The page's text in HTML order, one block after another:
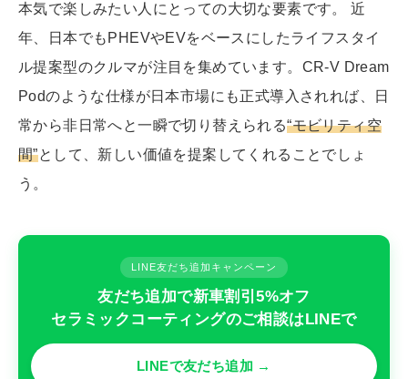
本気で楽しみたい人にとっての大切な要素です。 近
年、日本でもPHEVやEVをベースにしたライフスタイ
ル提案型のクルマが注目を集めています。CR-V Dream
Podのような仕様が日本市場にも正式導入されれば、日
常から非日常へと一瞬で切り替えられる“モビリティ空
間”として、新しい価値を提案してくれることでしょ
う。
LINE友だち追加キャンペーン
友だち追加で新車割引5%オフ
セラミックコーティングのご相談はLINEで
LINEで友だち追加 →